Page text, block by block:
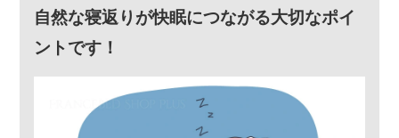
自然な寝返りが快眠につながる大切なポイ
ントです！